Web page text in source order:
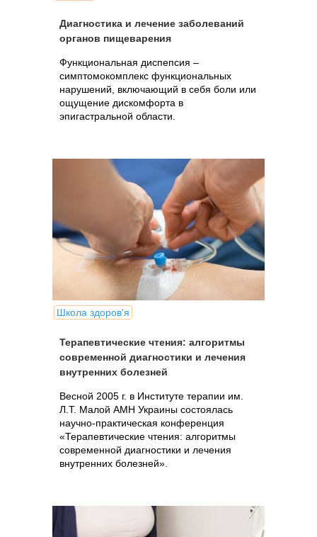
Диагностика и лечение заболеваний
органов пищеварения
Функциональная диспепсия –
симптомокомплекс функциональных
нарушений, включающий в себя боли или
ощущение дискомфорта в
эпигастральной области.
Школа здоров'я
Терапевтические чтения: алгоритмы
современной диагностики и лечения
внутренних болезней
Весной 2005 г. в Институте терапии им.
Л.Т. Малой АМН Украины состоялась
научно-практическая конференция
«Терапевтические чтения: алгоритмы
современной диагностики и лечения
внутренних болезней».